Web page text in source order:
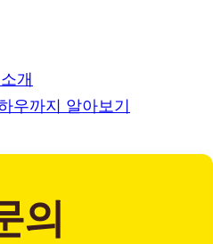
개
우까지 알아보기
의